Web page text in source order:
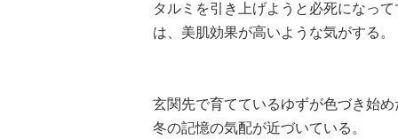
タルミを引き上げようと必死になっ
は、美肌効果が高いような気がする。
玄関先で育てているゆずが色づき始め
冬の記憶の気配が近づいている。